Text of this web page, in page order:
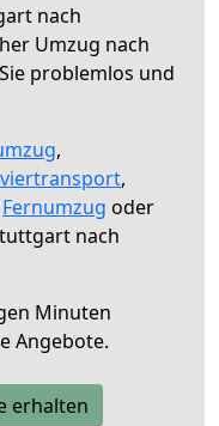
nach
Umzug nach
problemlos und
,
,
Fernumzug oder
nach
Minuten
Angebote.
erhalten